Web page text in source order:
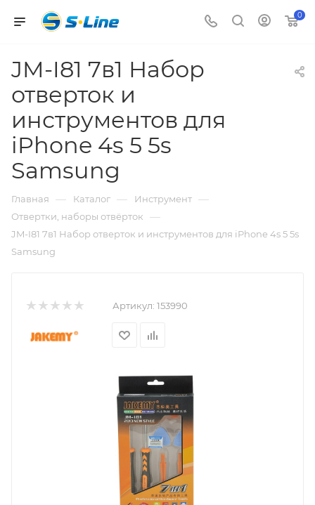
0
JM-I81 7в1 Набор
отверток и
инструментов для
iPhone 4s 5 5s
Samsung
Главная — Каталог — Инструмент —
Отвертки, наборы отвёрток —
JM-I81 7в1 Набор отверток и инструментов для iPhone 4s 5 5s
Samsung
Артикул: 153990